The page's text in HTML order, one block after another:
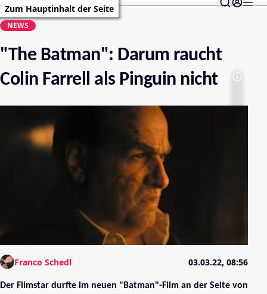
Zum Hauptinhalt der Seite
NEWS
"The Batman": Darum raucht
Colin Farrell als Pinguin nicht
Franco Schedl 03.03.22, 08:56
Der Filmstar durfte im neuen "Batman"-Film an der Seite von